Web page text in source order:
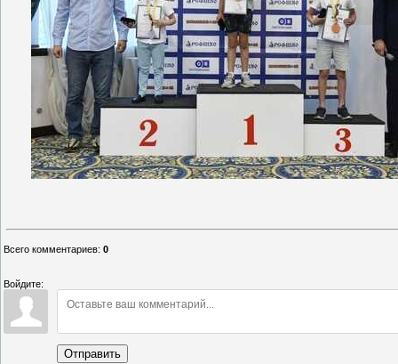
Всего комментариев: 0
Войдите:
Отправить